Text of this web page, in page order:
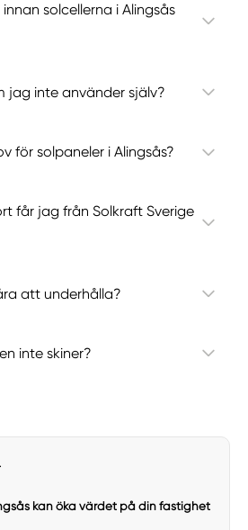
solcellerna i Alingsås
jag inte använder själv?
för solpaneler i Alingsås?
får jag från Solkraft Sverige
att underhålla?
inte skiner?
kan öka värdet på din fastighet